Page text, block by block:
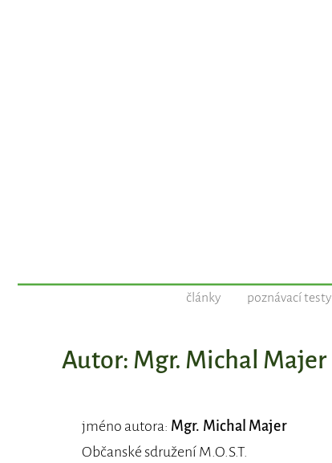
články poznávací testy
Autor: Mgr. Michal Majer
jméno autora: Mgr. Michal Majer
Občanské sdružení M.O.S.T.